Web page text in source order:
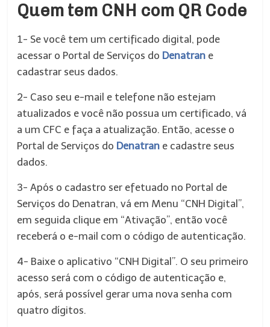
Quem tem CNH com QR Code
1- Se você tem um certificado digital, pode
acessar o Portal de Serviços do Denatran e
cadastrar seus dados.
2- Caso seu e-mail e telefone não estejam
atualizados e você não possua um certificado, vá
a um CFC e faça a atualização. Então, acesse o
Portal de Serviços do Denatran e cadastre seus
dados.
3- Após o cadastro ser efetuado no Portal de
Serviços do Denatran, vá em Menu “CNH Digital”,
em seguida clique em “Ativação”, então você
receberá o e-mail com o código de autenticação.
4- Baixe o aplicativo “CNH Digital”. O seu primeiro
acesso será com o código de autenticação e,
após, será possível gerar uma nova senha com
quatro dígitos.